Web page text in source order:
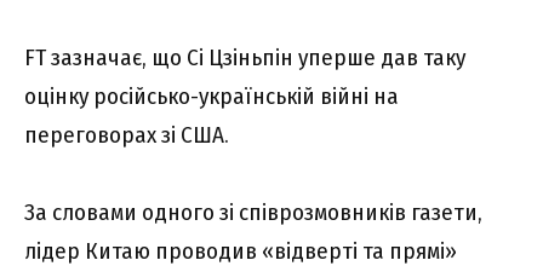
FT зазначає, що Сі Цзіньпін уперше дав таку
оцінку російсько-українській війні на
переговорах зі США.
За словами одного зі співрозмовників газети,
лідер Китаю проводив «відверті та прямі»